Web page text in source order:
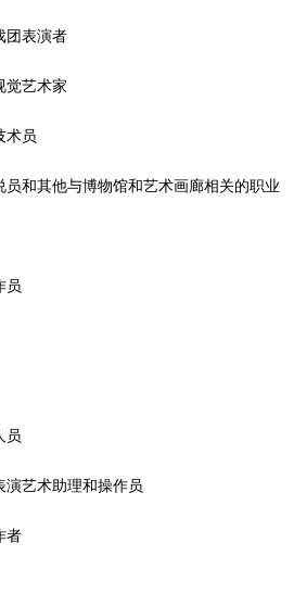
团表演者
觉艺术家
术员
员和其他与博物馆和艺术画廊相关的职业
员
员
演艺术助理和操作员
者